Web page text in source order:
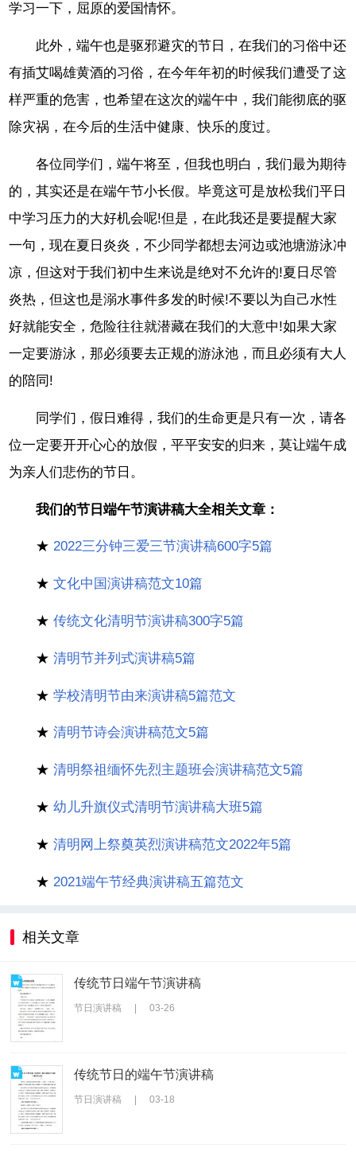
学习一下，屈原的爱国情怀。
此外，端午也是驱邪避灾的节日，在我们的习俗中还
有插艾喝雄黄酒的习俗，在今年年初的时候我们遭受了这
样严重的危害，也希望在这次的端午中，我们能彻底的驱
除灾祸，在今后的生活中健康、快乐的度过。
各位同学们，端午将至，但我也明白，我们最为期待
的，其实还是在端午节小长假。毕竟这可是放松我们平日
中学习压力的大好机会呢!但是，在此我还是要提醒大家
一句，现在夏日炎炎，不少同学都想去河边或池塘游泳冲
凉，但这对于我们初中生来说是绝对不允许的!夏日尽管
炎热，但这也是溺水事件多发的时候!不要以为自己水性
好就能安全，危险往往就潜藏在我们的大意中!如果大家
一定要游泳，那必须要去正规的游泳池，而且必须有大人
的陪同!
同学们，假日难得，我们的生命更是只有一次，请各
位一定要开开心心的放假，平平安安的归来，莫让端午成
为亲人们悲伤的节日。
我们的节日端午节演讲稿大全相关文章：
★2022三分钟三爱三节演讲稿600字5篇
★文化中国演讲稿范文10篇
★传统文化清明节演讲稿300字5篇
★清明节并列式演讲稿5篇
★学校清明节由来演讲稿5篇范文
★清明节诗会演讲稿范文5篇
★清明祭祖缅怀先烈主题班会演讲稿范文5篇
★幼儿升旗仪式清明节演讲稿大班5篇
★清明网上祭奠英烈演讲稿范文2022年5篇
★ 2021端午节经典演讲稿五篇范文
相关文章
传统节日端午节演讲稿
节日演讲稿 03-26
传统节日的端午节演讲稿
节日演讲稿 03-18